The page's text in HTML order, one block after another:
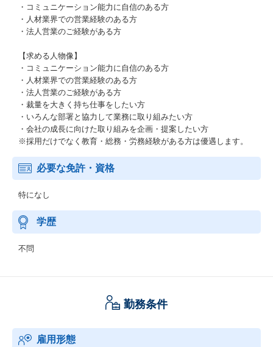
・コミュニケーション能力に自信のある方
・人材業界での営業経験のある方
・法人営業のご経験がある方
【求める人物像】
・コミュニケーション能力に自信のある方
・人材業界での営業経験のある方
・法人営業のご経験がある方
・裁量を大きく持ち仕事をしたい方
・いろんな部署と協力して業務に取り組みたい方
・会社の成長に向けた取り組みを企画・提案したい方
※採用だけでなく教育・総務・労務経験がある方は優遇します。
必要な免許・資格
特になし
学歴
不問
勤務条件
雇用形態